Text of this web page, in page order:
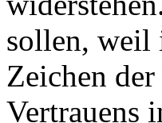
sollen, weil
Zeichen
Vertrauens